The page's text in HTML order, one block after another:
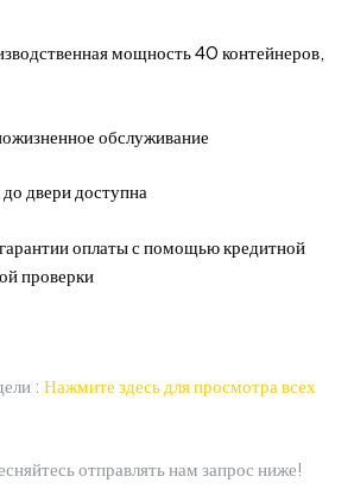
мощность 40 контейнеров,
обслуживание
двери доступна
оплаты с помощью кредитной
проверки
: Нажмите здесь для просмотра всех
отправлять нам запрос ниже!